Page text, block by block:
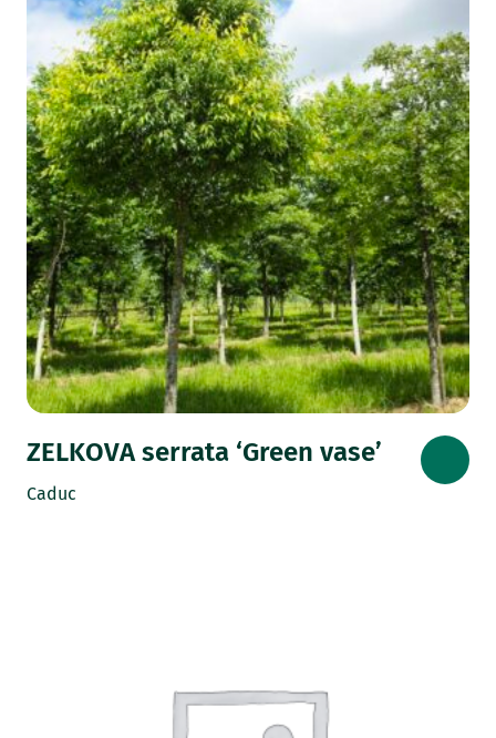
ZELKOVA serrata ‘Green vase’
Caduc